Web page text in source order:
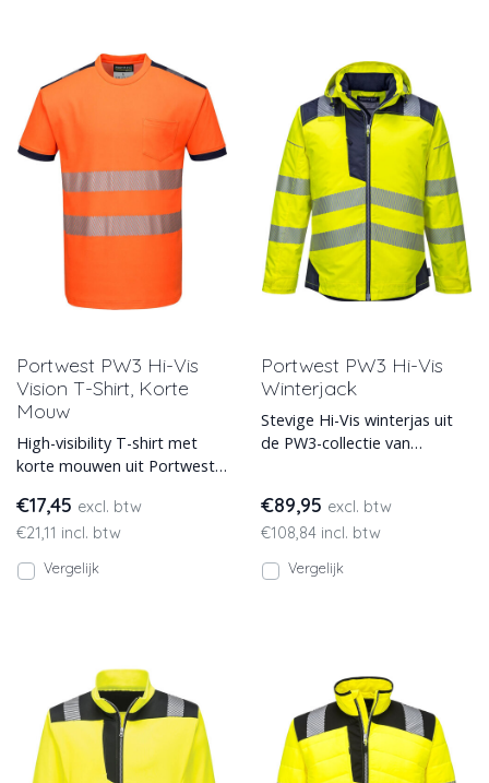
Portwest PW3 Hi-Vis
Vision T-Shirt, Korte
Mouw
High-visibility T-shirt met
korte mouwen uit Portwest's
ISO 20471. Leve
€17,45 excl. btw
€21,11 incl. btw
Vergelijk
Portwest PW3 Hi-Vis
Winterjack
Stevige Hi-Vis winterjas uit
de PW3-collectie van
€89,95 excl. btw
€108,84 incl. btw
Vergelijk